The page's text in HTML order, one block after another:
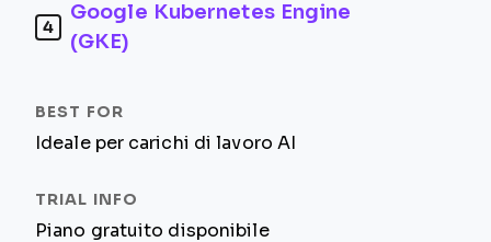
4
Google Kubernetes Engine
(GKE)
Ideale per carichi di lavoro AI
Piano gratuito disponibile